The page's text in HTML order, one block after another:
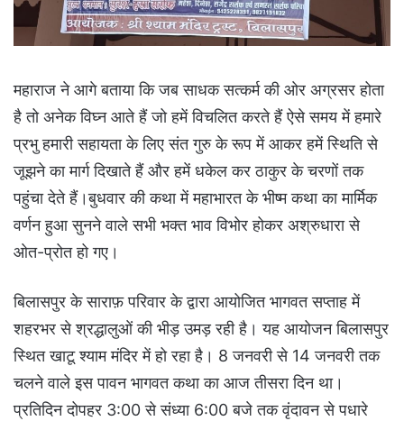
महाराज ने आगे बताया कि जब साधक सत्कर्म की ओर अग्रसर होता
है तो अनेक विघ्न आते हैं जो हमें विचलित करते हैं ऐसे समय में हमारे
प्रभु हमारी सहायता के लिए संत गुरु के रूप में आकर हमें स्थिति से
जूझने का मार्ग दिखाते हैं और हमें धकेल कर ठाकुर के चरणों तक
पहुंचा देते हैं।बुधवार की कथा में महाभारत के भीष्म कथा का मार्मिक
वर्णन हुआ सुनने वाले सभी भक्त भाव विभोर होकर अश्रुधारा से
ओत-प्रोत हो गए।
बिलासपुर के साराफ़ परिवार के द्वारा आयोजित भागवत सप्ताह में
शहरभर से श्रद्धालुओं की भीड़ उमड़ रही है। यह आयोजन बिलासपुर
स्थित खाटू श्याम मंदिर में हो रहा है। 8 जनवरी से 14 जनवरी तक
चलने वाले इस पावन भागवत कथा का आज तीसरा दिन था।
प्रतिदिन दोपहर 3:00 से संध्या 6:00 बजे तक वृंदावन से पधारे